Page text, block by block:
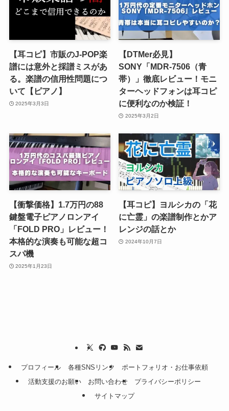
【耳コピ】市販のJ-POP楽
譜には意外と採譜ミスがあ
る。楽譜の信用性問題につ
いて【ピアノ】
2025年3月3日
【DTMer必見】
SONY「MDR-7506（青
帯）」徹底レビュー！モニ
ターヘッドフォンは耳コピ
に便利なのか検証！
2025年3月2日
【衝撃価格】1.7万円の88
鍵盤電子ピアノロンアイ
「FOLD PRO」レビュー！
本格的な演奏も可能な超コ
スパ機
2025年1月23日
【耳コピ】ヨルシカの「花
に亡霊」の楽譜制作とかア
レンジの話とか
2024年10月7日
プロフィール 各種SNSリンク
ポートフォリオ・お仕事依頼
活動支援のお願い
お問い合わせ
プライバシーポリシー
サイトマップ